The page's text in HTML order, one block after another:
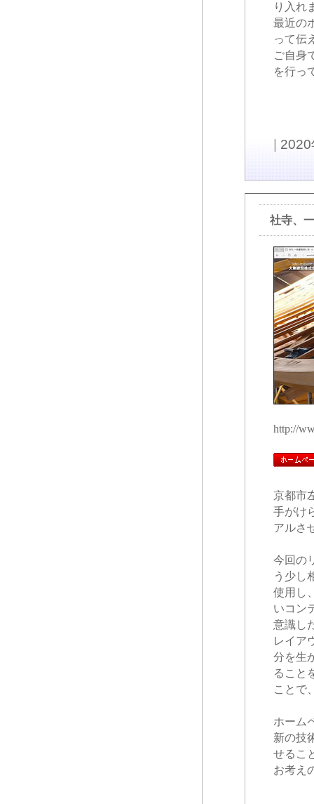
り入れ
最近の
って伝
ご自身
を行っ
2020
社寺、
http://
京都市
手がけ
アルさ
今回の
う少し
使用し
いコン
意識し
レイア
分を生
ること
ことで
ホーム
新の技
せるこ
お考え